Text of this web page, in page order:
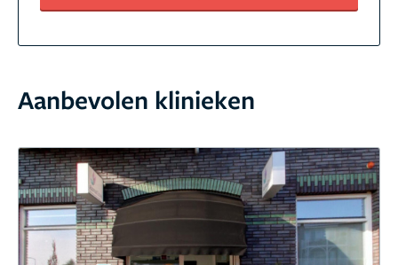
Aanbevolen klinieken